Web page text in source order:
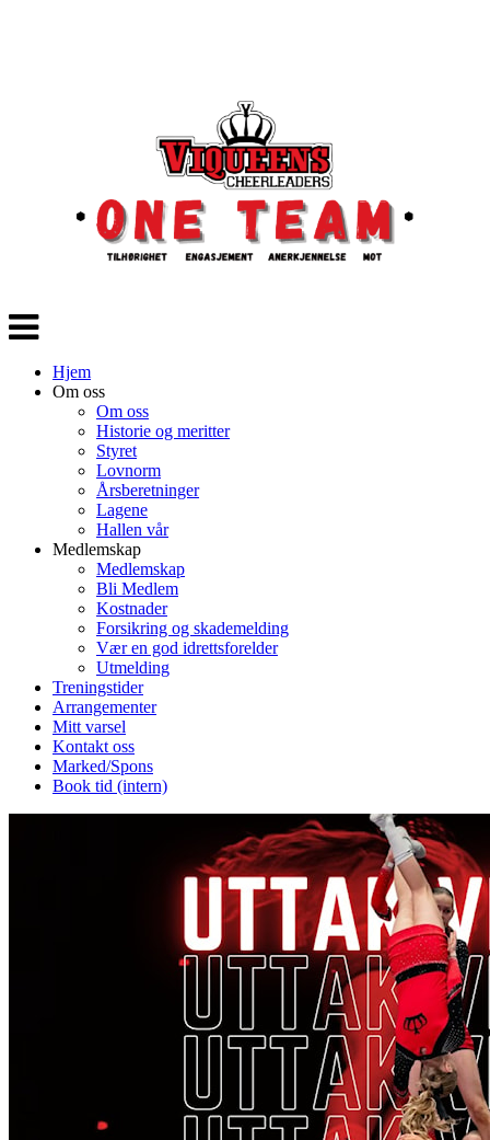
Veksle
navigasjon
Hjem
Om oss
Om oss
Historie og meritter
Styret
Lovnorm
Årsberetninger
Lagene
Hallen vår
Medlemskap
Medlemskap
Bli Medlem
Kostnader
Forsikring og skademelding
Vær en god idrettsforelder
Utmelding
Treningstider
Arrangementer
Mitt varsel
Kontakt oss
Marked/Spons
Book tid (intern)